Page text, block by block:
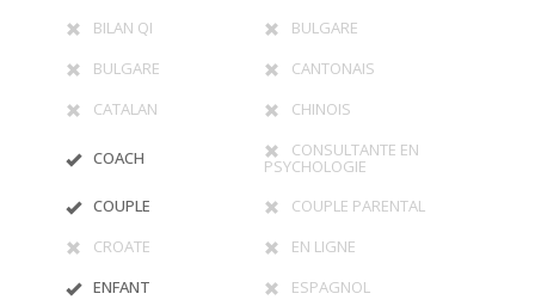
BILAN QI
BULGARE
BULGARE
CANTONAIS
CATALAN
CHINOIS
COACH CONSULTANTE EN
PSYCHOLOGIE
COUPLE
COUPLE PARENTAL
CROATE
EN LIGNE
ENFANT
ESPAGNOL